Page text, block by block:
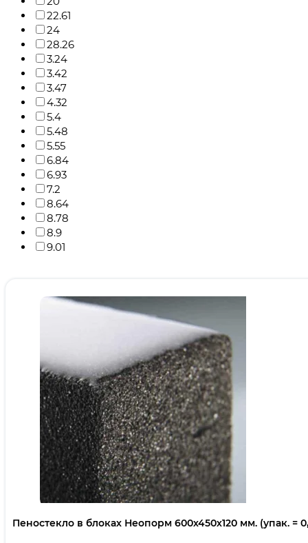
22.61
24
28.26
3.24
3.42
3.47
4.32
5.4
5.48
5.55
6.84
6.93
7.2
8.64
8.78
8.9
9.01
Пеностекло в блоках Неопорм 600х450х120 мм. (упак. =